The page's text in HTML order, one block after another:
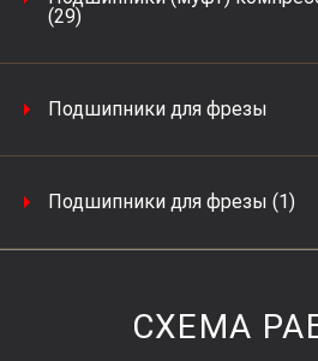
(29)
Подшипники для фрезы
Подшипники для фрезы (1)
СХЕМА